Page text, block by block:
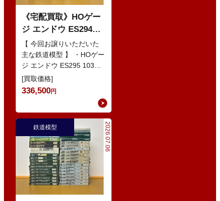
《宅配買取》HOゲー
ジ エンドウ ES294
103系1200番代 東西線
色 基本5輌 Nセット
などの鉄道模型
【 今回お譲りいただいた
主な鉄道模型 】 ・HOゲー
ジ エンドウ ES295 103系
1200番代 東西線色 中間5
輌 Oセット …
[買取価格]
336,500円
2026.07.06
鉄道模型